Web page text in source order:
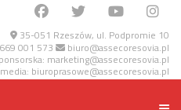
35-051 Rzeszów, ul. Podpromie 10
001 573 biuro@assecoresovia.pl
marketing@assecoresovia.pl
media: biuroprasowe@assecoresovia.pl